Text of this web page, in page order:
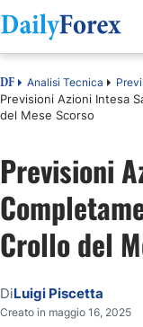
DF Analisi Tecnica
Previsioni Azioni Intesa
del Mese Scorso
Previsioni
Crollo del
DiLuigi Piscetta
Creato in maggio 16, 2025